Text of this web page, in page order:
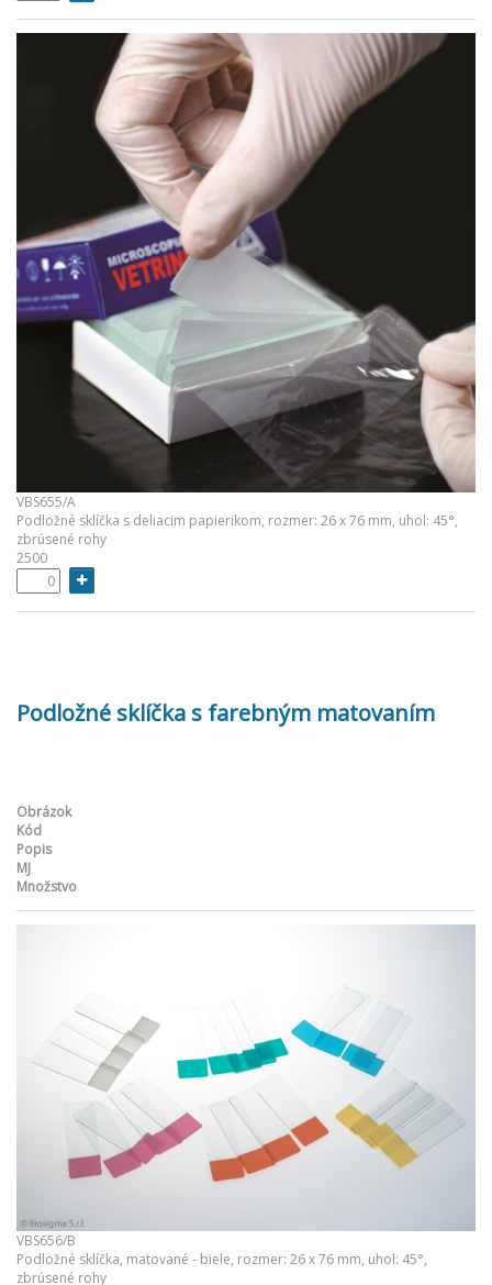
VBS655/A
Podložné sklíčka s deliacim papierikom, rozmer: 26 x 76 mm, uhol: 45°,
zbrúsené rohy
2500
Podložné sklíčka s farebným matovaním
Obrázok
Kód
Popis
MJ
Množstvo
VBS656/B
Podložné sklíčka, matované - biele, rozmer: 26 x 76 mm, uhol: 45°,
zbrúsené rohy